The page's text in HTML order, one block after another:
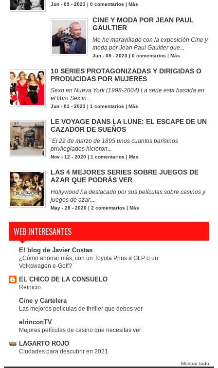
Jun - 09 - 2023 | 0 comentarios | Más
CINE Y MODA POR JEAN PAUL
GAULTIER
Me he maravillado con la exposición Cine y
moda por Jean Paul Gaultier que...
Jun - 08 - 2023 | 0 comentarios | Más
10 SERIES PROTAGONIZADAS Y DIRIGIDAS O
PRODUCIDAS POR MUJERES
Sexo en Nueva York (1998-2004) La serie esta basada en
el libro Sex in...
Jun - 01 - 2023 | 1 comentarios | Más
LE VOYAGE DANS LA LUNE: EL ESCAPE DE UN
CAZADOR DE SUEÑOS
El 22 de marzo de 1895 unos cuantos parisinos
privilegiados hicieron...
Nov - 12 - 2020 | 1 comentarios | Más
LAS 4 MEJORES SERIES SOBRE JUEGOS DE
AZAR QUE PODRÁS VER
Hollywood ha destacado por sus películas sobre casinos y
juegos de azar....
May - 28 - 2020 | 2 comentarios | Más
WEB INTERESANTES
El blog de Javier Costas
¿Cómo ahorrar más, con un Toyota Prius a GLP o un
Volkswagen e-Golf?
EL CHICO DE LA CONSUELO
Reinicio
Cine y Cartelera
Las mejores películas de thriller que debes ver
elrinconTV
Mejores películas de casino que necesitas ver
LAGARTO ROJO
Ciudades para descubrir en 2021
Mostrar todo